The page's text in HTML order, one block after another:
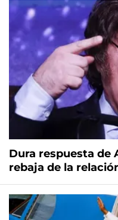
Dura respuesta de
rebaja de la